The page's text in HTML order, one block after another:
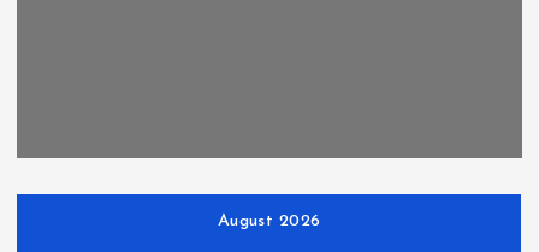
August 2026